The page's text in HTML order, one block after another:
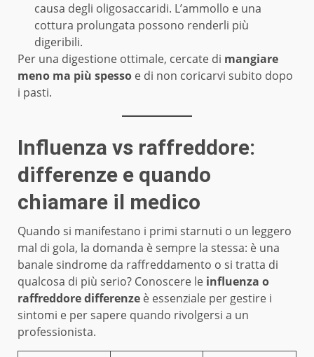
causa degli oligosaccaridi. L’ammollo e una
cottura prolungata possono renderli più
digeribili.
Per una digestione ottimale, cercate di mangiare
meno ma più spesso e di non coricarvi subito dopo
i pasti.
Influenza vs raffreddore:
differenze e quando
chiamare il medico
Quando si manifestano i primi starnuti o un leggero
mal di gola, la domanda è sempre la stessa: è una
banale sindrome da raffreddamento o si tratta di
qualcosa di più serio? Conoscere le influenza o
raffreddore differenze è essenziale per gestire i
sintomi e per sapere quando rivolgersi a un
professionista.